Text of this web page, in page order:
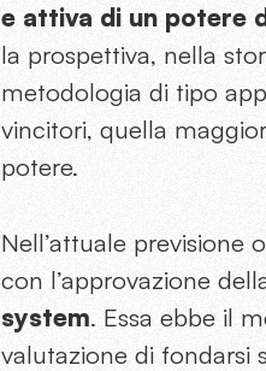
e attiva di un potere
la prospettiva, nella
metodologia di tipo
vincitori, quella
potere.
Nell’attuale previsione
con l’approvazione
system. Essa ebbe il
valutazione di fondarsi